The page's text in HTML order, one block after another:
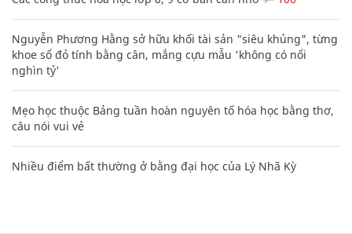
Nguyễn Phương Hằng sở hữu khối tài sản "siêu khủng", từng
khoe sổ đỏ tính bằng cân, mắng cựu mẫu 'không có nổi
nghìn tỷ'
Mẹo học thuộc Bảng tuần hoàn nguyên tố hóa học bằng thơ,
câu nói vui vẻ
Nhiều điểm bất thường ở bằng đại học của Lý Nhã Kỳ